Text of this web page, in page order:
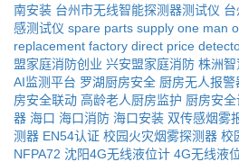
南安装 台州市无线智能探测器测试仪
感测试仪 spare parts supply one man
replacement factory direct price
盟家庭消防创业 兴安盟家庭消防 株洲
AI监测平台 罗湖厨房安全 厨房无人报警
房安全联动 高龄老人厨房监护 厨房安
器 海口 海口消防 海口安装 双传感烟雾
测器 EN54认证 校园火灾烟雾探测器 校
NFPA72 沈阳4G无线液位计 4G无线液